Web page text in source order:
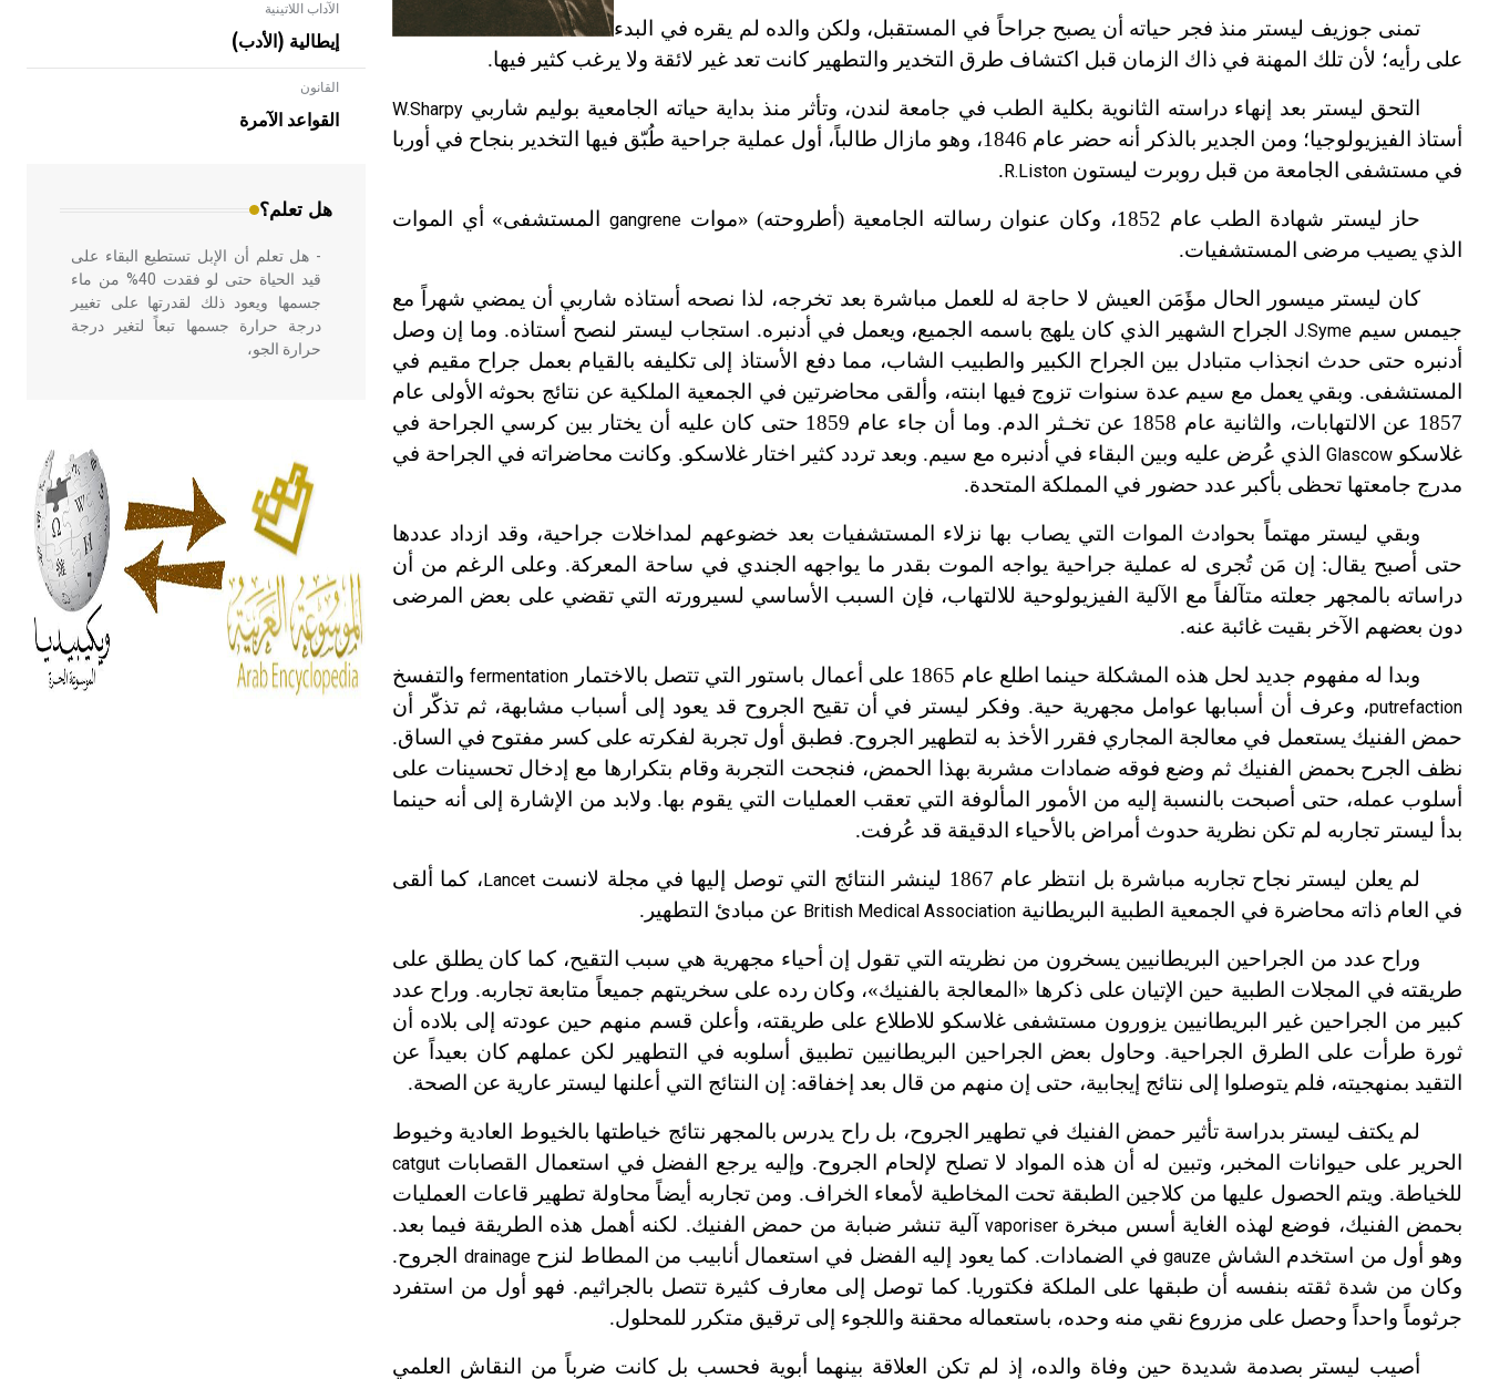
تمنى جوزيف ليستر منذ فجر حياته أن يصبح جراحاً في المستقبل، ولكن والده لم يقره في البدء
على رأيه؛ لأن تلك المهنة في ذاك الزمان قبل اكتشاف طرق التخدير والتطهير كانت تعد غير لائقة ولا يرغب كثير فيها.
التحق ليستر بعد إنهاء دراسته الثانوية بكلية الطب في جامعة لندن، وتأثر منذ بداية حياته الجامعية بوليم شاربي W.Sharpy
أستاذ الفيزيولوجيا؛ ومن الجدير بالذكر أنه حضر عام 1846، وهو مازال طالباً، أول عملية جراحية طُبّق فيها التخدير بنجاح في أوربا
في مستشفى الجامعة من قبل روبرت ليستون R.Liston
.
حاز ليستر شهادة الطب عام 1852، وكان عنوان رسالته الجامعية (أطروحته) «موات gangreneالمستشفى» أي الموات
الذي يصيب مرضى المستشفيات.
كان ليستر ميسور الحال مؤَمَن العيش لا حاجة له للعمل مباشرة بعد تخرجه، لذا نصحه أستاذه شاربي أن يمضي شهراً مع
جيمس سيم J.Symeالجراح الشهير الذي كان يلهج باسمه الجميع، ويعمل في أدنبره. استجاب ليستر لنصح أستاذه. وما إن وصل
أدنبره حتى حدث انجذاب متبادل بين الجراح الكبير والطبيب الشاب، مما دفع الأستاذ إلى تكليفه بالقيام بعمل جراح مقيم في
المستشفى. وبقي يعمل مع سيم عدة سنوات تزوج فيها ابنته، وألقى محاضرتين في الجمعية الملكية عن نتائج بحوثه الأولى عام
1857 عن الالتهابات، والثانية عام 1858 عن تخـثر الدم. وما أن جاء عام 1859 حتى كان عليه أن يختار بين كرسي الجراحة في
غلاسكوGlascow الذي عُرض عليه وبين البقاء في أدنبره مع سيم. وبعد تردد كثير اختار غلاسكو. وكانت محاضراته في الجراحة في
مدرج جامعتها تحظى بأكبر عدد حضور في المملكة المتحدة.
وبقي ليستر مهتماً بحوادث الموات التي يصاب بها نزلاء المستشفيات بعد خضوعهم لمداخلات جراحية، وقد ازداد عددها
حتى أصبح يقال: إن مَن تُجرى له عملية جراحية يواجه الموت بقدر ما يواجهه الجندي في ساحة المعركة. وعلى الرغم من أن
دراساته بالمجهر جعلته متآلفاً مع الآلية الفيزيولوحية للالتهاب، فإن السبب الأساسي لسيرورته التي تقضي على بعض المرضى
دون بعضهم الآخر بقيت غائبة عنه.
وبدا له مفهوم جديد لحل هذه المشكلة حينما اطلع عام 1865 على أعمال باستور التي تتصل بالاختمار fermentationوالتفسخ
putrefaction، وعرف أن أسبابها عوامل مجهرية حية. وفكر ليستر في أن تقيح الجروح قد يعود إلى أسباب مشابهة، ثم تذكّر أن
حمض الفنيك يستعمل في معالجة المجاري فقرر الأخذ به لتطهير الجروح. فطبق أول تجربة لفكرته على كسر مفتوح في الساق.
نظف الجرح بحمض الفنيك ثم وضع فوقه ضمادات مشربة بهذا الحمض، فنجحت التجربة وقام بتكرارها مع إدخال تحسينات على
أسلوب عمله، حتى أصبحت بالنسبة إليه من الأمور المألوفة التي تعقب العمليات التي يقوم بها. ولابد من الإشارة إلى أنه حينما
بدأ ليستر تجاربه لم تكن نظرية حدوث أمراض بالأحياء الدقيقة قد عُرفت.
لم يعلن ليستر نجاح تجاربه مباشرة بل انتظر عام 1867 لينشر النتائج التي توصل إليها في مجلة لانست Lancet، كما ألقى
في العام ذاته محاضرة في الجمعية الطبية البريطانية British Medical Association عن مبادئ التطهير.
وراح عدد من الجراحين البريطانيين يسخرون من نظريته التي تقول إن أحياء مجهرية هي سبب التقيح، كما كان يطلق على
طريقته في المجلات الطبية حين الإتيان على ذكرها «المعالجة بالفنيك»، وكان رده على سخريتهم جميعاً متابعة تجاربه. وراح عدد
كبير من الجراحين غير البريطانيين يزورون مستشفى غلاسكو للاطلاع على طريقته، وأعلن قسم منهم حين عودته إلى بلاده أن
ثورة طرأت على الطرق الجراحية. وحاول بعض الجراحين البريطانيين تطبيق أسلوبه في التطهير لكن عملهم كان بعيداً عن
التقيد بمنهجيته، فلم يتوصلوا إلى نتائج إيجابية، حتى إن منهم من قال بعد إخفاقه: إن النتائج التي أعلنها ليستر عارية عن الصحة.
لم يكتف ليستر بدراسة تأثير حمض الفنيك في تطهير الجروح، بل راح يدرس بالمجهر نتائج خياطتها بالخيوط العادية وخيوط
الحرير على حيوانات المخبر، وتبين له أن هذه المواد لا تصلح لإلحام الجروح. وإليه يرجع الفضل في استعمال القصابات catgut
للخياطة. ويتم الحصول عليها من كلاجين الطبقة تحت المخاطية لأمعاء الخراف. ومن تجاربه أيضاً محاولة تطهير قاعات العمليات
بحمض الفنيك، فوضع لهذه الغاية أسس مبخرة vaporiserآلية تنشر ضبابة من حمض الفنيك. لكنه أهمل هذه الطريقة فيما بعد.
وهو أول من استخدم الشاش gauzeفي الضمادات. كما يعود إليه الفضل في استعمال أنابيب من المطاط لنزحdrainage الجروح.
وكان من شدة ثقته بنفسه أن طبقها على الملكة فكتوريا. كما توصل إلى معارف كثيرة تتصل بالجراثيم. فهو أول من استفرد
جرثوماً واحداً وحصل على مزروع نقي منه وحده، باستعماله محقنة واللجوء إلى ترقيق متكرر للمحلول.
أصيب ليستر بصدمة شديدة حين وفاة والده، إذ لم تكن العلاقة بينهما أبوية فحسب بل كانت ضرباً من النقاش العلمي
الآداب اللاتينية
إيطالية (الأدب)
القانون
القواعد الآمرة
هل تعلم؟
- هل تعلم أن الأبلق نوع من الفنون
الهندسية التي ارتبطت بالعمارة الإسلامية
في بلاد الشام ومصر خاصة، حيث يحرص
- هل تعلم أن الإبل تستطيع البقاء على
قيد الحياة حتى لو فقدت 40% من ماء
جسمها ويعود ذلك لقدرتها على تغيير
درجة حرارة جسمها تبعاً لتغير درجة
حرارة الجو،
أربعة مؤلفات هي: الحكم، الأدلة، تنظيم
التغذية، ورسالته في جروح الرأس.
ويعود له الفضل بأنه حرر الطب من
الدين والفلسفة.
- هل تعلم أن المرجان إفراز حيواني
يتكون في البحر ويتركب من مادة
كربونات الكلسيوم، وهو أحمر أو شديد
الحمرة وهو أجود أنواعه، ويمتاز بكبر
الحجم ويسمى الش